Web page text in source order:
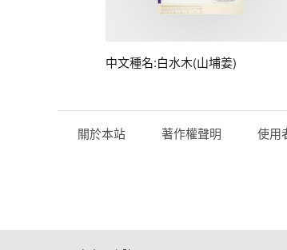
中文種名:白水木(山埔姜)
關於本站 著作權聲明 使用